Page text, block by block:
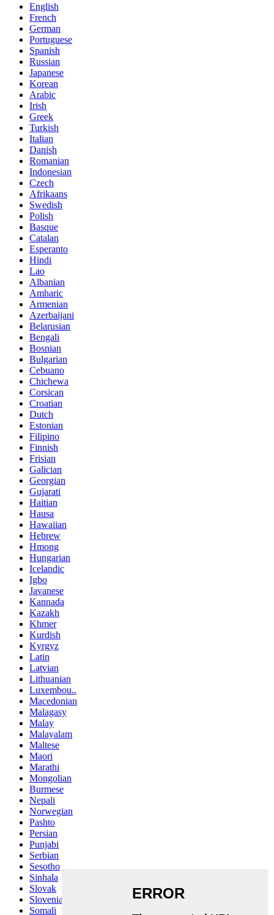
English
French
German
Portuguese
Spanish
Russian
Japanese
Korean
Arabic
Irish
Greek
Turkish
Italian
Danish
Romanian
Indonesian
Czech
Afrikaans
Swedish
Polish
Basque
Catalan
Esperanto
Hindi
Lao
Albanian
Amharic
Armenian
Azerbaijani
Belarusian
Bengali
Bosnian
Bulgarian
Cebuano
Chichewa
Corsican
Croatian
Dutch
Estonian
Filipino
Finnish
Frisian
Galician
Georgian
Gujarati
Haitian
Hausa
Hawaiian
Hebrew
Hmong
Hungarian
Icelandic
Igbo
Javanese
Kannada
Kazakh
Khmer
Kurdish
Kyrgyz
Latin
Latvian
Lithuanian
Luxembou..
Macedonian
Malagasy
Malay
Malayalam
Maltese
Maori
Marathi
Mongolian
Burmese
Nepali
Norwegian
Pashto
Persian
Punjabi
Serbian
Sesotho
Sinhala
Slovak
Slovenian
Somali